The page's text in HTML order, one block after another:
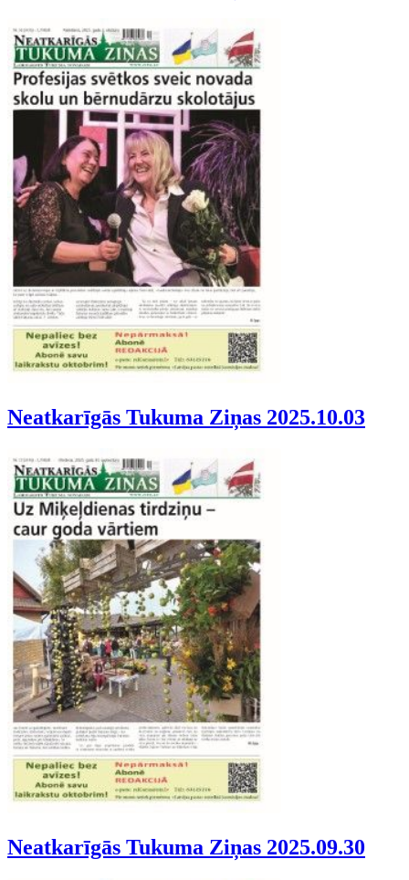
Neatkarīgās Tukuma Ziņas 2025.10.03
Neatkarīgās Tukuma Ziņas 2025.09.30